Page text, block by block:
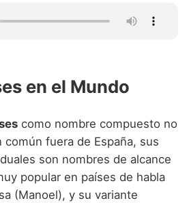
en el Mundo
como nombre compuesto no
común fuera de España, sus
son nombres de alcance
popular en países de habla
(Manoel), y su variante